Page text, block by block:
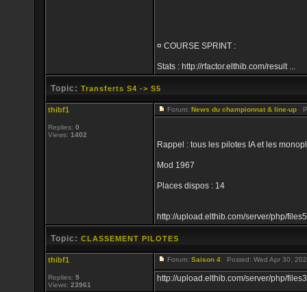
¤ COURSE SPRINT :
Stats : http://rfactor.elthib.com/result ...
Topic: Transferts S4 -> S5
thibf1
Replies: 0
Views: 1402
Forum: News du championnat & line-up
Rappel : tous les pilotes IA et les
Mod 1967
Places dispos : 14
http://upload.elthib.com/server/php/
Topic: CLASSEMENT PILOTES
thibf1
Replies: 9
Views: 23961
Forum: Saison 4 Posted: Wed Apr 30,
http://upload.elthib.com/server/php/